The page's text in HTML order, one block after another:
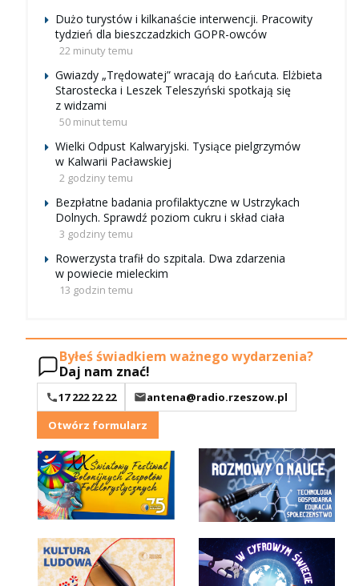
Dużo turystów i kilkanaście interwencji. Pracowity
tydzień dla bieszczadzkich GOPR-owców
22 minuty temu
Gwiazdy „Trędowatej” wracają do Łańcuta. Elżbieta
Starostecka i Leszek Teleszyński spotkają się
z widzami
50 minut temu
Wielki Odpust Kalwaryjski. Tysiące pielgrzymów
w Kalwarii Pacławskiej
2 godziny temu
Bezpłatne badania profilaktyczne w Ustrzykach
Dolnych. Sprawdź poziom cukru i skład ciała
3 godziny temu
Rowerzysta trafił do szpitala. Dwa zdarzenia
w powiecie mieleckim
13 godzin temu
Byłeś świadkiem ważnego wydarzenia?
Daj nam znać!
17 222 22 22
antena@radio.rzeszow.pl
Otwórz formularz